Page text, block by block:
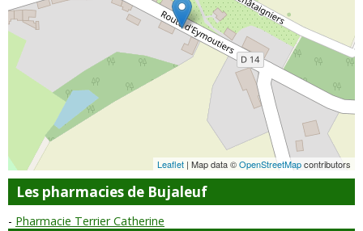
Leaflet | Map data ©OpenStreetMapcontributors
Les pharmacies de Bujaleuf
Pharmacie Terrier Catherine